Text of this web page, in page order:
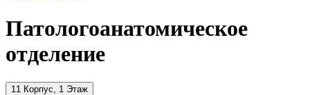
Патологоанатомическое
отделение
11 Корпус, 1 Этаж